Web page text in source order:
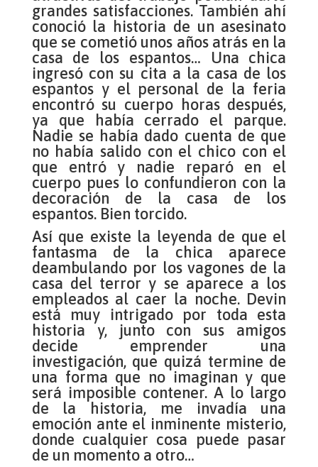
grandes satisfacciones. También ahí
conoció la historia de un asesinato
que se cometió unos años atrás en la
casa de los espantos… Una chica
ingresó con su cita a la casa de los
espantos y el personal de la feria
encontró su cuerpo horas después,
ya que había cerrado el parque.
Nadie se había dado cuenta de que
no había salido con el chico con el
que entró y nadie reparó en el
cuerpo pues lo confundieron con la
decoración de la casa de los
espantos. Bien torcido.
Así que existe la leyenda de que el
fantasma de la chica aparece
deambulando por los vagones de la
casa del terror y se aparece a los
empleados al caer la noche. Devin
está muy intrigado por toda esta
historia y, junto con sus amigos
decide emprender una
investigación, que quizá termine de
una forma que no imaginan y que
será imposible contener. A lo largo
de la historia, me invadía una
emoción ante el inminente misterio,
donde cualquier cosa puede pasar
de un momento a otro…